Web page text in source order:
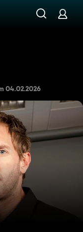
des Kommissars
04.02.2026